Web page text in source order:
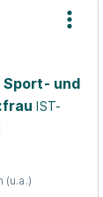
Sport- und
IST-
(u.a.)